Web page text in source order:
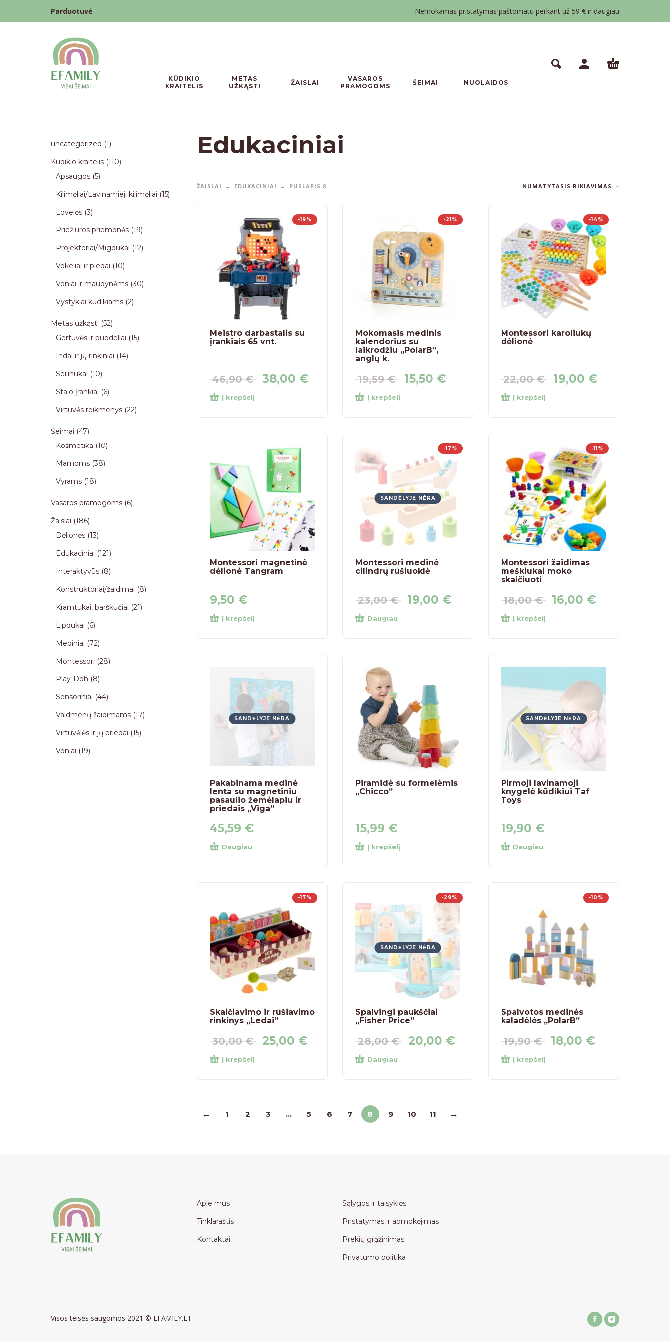
Parduotuvė Nemokamas pristatymas paštomatu perkant už 59 € ir daugiau
KŪDIKIO
KRAITELIS
METAS
UŽKĄSTI
ŽAISLAI
VASAROS
PRAMOGOMS
ŠEIMAI NUOLAIDOS
uncategorized 1
Kūdikio kraitelis 110
Apsaugos 5
Kilimėliai/Lavinamieji kilimėliai 15
Lovelės 3
Priežiūros priemonės 19
Projektoriai/Migdukai 12
Vokeliai ir pledai 10
Voniai ir maudynėms 30
Vystyklai kūdikiams 2
Metas užkąsti 52
Gertuvės ir puodeliai 15
Indai ir jų rinkiniai 14
Seilinukai 10
Stalo įrankiai
6
Virtuvės reikmenys 22
Šeimai 47
Kosmetika 10
Mamoms 38
Vyrams 18
Vasaros pramogoms 6
Žaislai 186
Dėlionės 13
Edukaciniai 121
Interaktyvūs 8
Konstruktoriai/žaidimai
8
Kramtukai, barškučiai 21
Lipdukai
6
Mediniai
72
Montessori 28
Play-Doh
8
Sensoriniai 44
Vaidmenų žaidimams 17
Virtuvėlės ir jų priedai 15
Voniai 19
Edukaciniai
ŽAISLAI EDUKACINIAI PUSLAPIS 8 NUMATYTASIS RIKIAVIMAS
-19%
Meistro darbastalis su
įrankiais 65 vnt.
46,90€ 38,00 €
Į krepšelį
-21%
Mokomasis medinis
kalendorius su
laikrodžiu „PolarB”,
anglų k.
19,59€ 15,50 €
Į krepšelį
-14%
Montessori karoliukų
dėlionė
22,00€ 19,00 €
Į krepšelį
Montessori magnetinė
dėlionė Tangram
9,50 €
Į krepšelį
-17%
SANDĖLYJE NĖRA
Montessori medinė
cilindrų rūšiuoklė
23,00€ 19,00 €
Daugiau
-11%
Montessori žaidimas
meškiukai moko
skaičiuoti
18,00€ 16,00 €
Į krepšelį
SANDĖLYJE NĖRA
Pakabinama medinė
lenta su magnetiniu
pasaulio žemėlapiu ir
priedais „Viga”
45,59 €
Daugiau
Piramidė su formelėmis
„Chicco”
15,99 €
Į krepšelį
SANDĖLYJE NĖRA
Pirmoji lavinamoji
knygelė kūdikiui Taf
Toys
19,90 €
Daugiau
-17%
Skaičiavimo ir rūšiavimo
rinkinys „Ledai”
30,00€ 25,00 €
Į krepšelį
-29%
SANDĖLYJE NĖRA
Spalvingi paukščiai
„Fisher Price”
28,00€ 20,00 €
Daugiau
-10%
Spalvotos medinės
kaladėlės „PolarB”
19,90€ 18,00 €
Į krepšelį
← 1 2 3 … 5 6 7 8 9 10 11 →
Apie mus
Tinklaraštis
Kontaktai
Sąlygos ir taisyklės
Pristatymas ir apmokėjimas
Prekių grąžinimas
Privatumo politika
Visos teisės saugomos 2021 © EFAMILY.LT